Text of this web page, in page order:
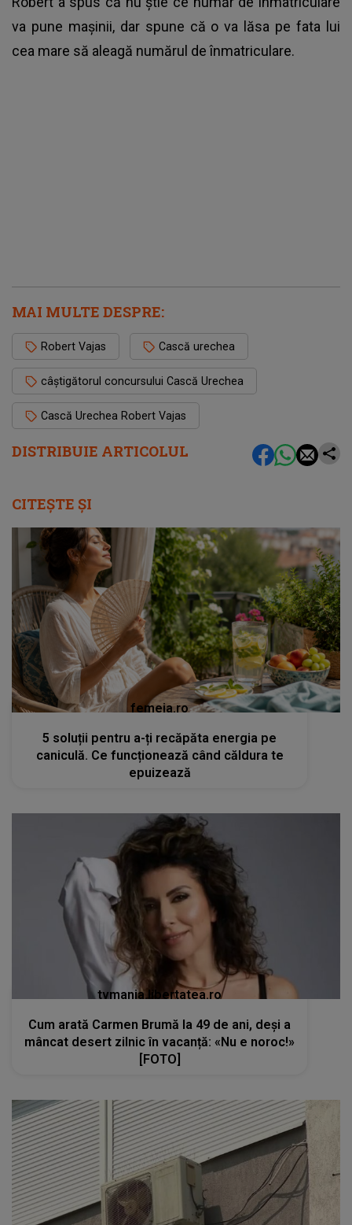
DISTRIBUIE ARTICOLUL
va pune mașinii, dar spune că o va lăsa pe fata lui
cea mare să aleagă numărul de înmatriculare.
MAI MULTE DESPRE:
Robert Vajas Cască urechea
câștigătorul concursului Cască Urechea
Cască Urechea Robert Vajas
CITEȘTE ȘI
femeia.ro
5 soluții pentru a-ți recăpăta energia pe
caniculă. Ce funcționează când căldura te
epuizează
tvmania.libertatea.ro
Cum arată Carmen Brumă la 49 de ani, deși a
mâncat desert zilnic în vacanță: «Nu e noroc!»
[FOTO]